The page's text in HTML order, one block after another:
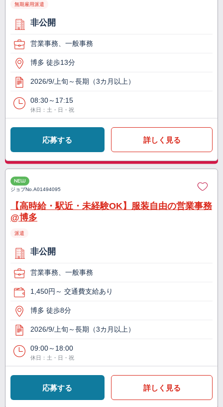
無期雇用派遣
非公開
営業事務、一般事務
博多 徒歩13分
2026/9/上旬～長期（3カ月以上）
08:30～17:15
休日：土・日・祝
応募する 詳しく見る
NEW
ジョブNo.A01494095
【高時給・駅近・未経験OK】服装自由の営業事務
@博多
派遣
非公開
営業事務、一般事務
1,450円～ 交通費支給あり
博多 徒歩8分
2026/9/上旬～長期（3カ月以上）
09:00～18:00
休日：土・日・祝
応募する 詳しく見る